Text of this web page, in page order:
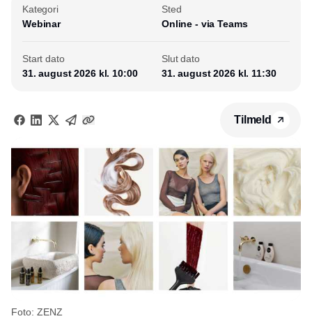
Kategori
Webinar
Sted
Online - via Teams
Start dato
31. august 2026 kl. 10:00
Slut dato
31. august 2026 kl. 11:30
Tilmeld
Foto: ZENZ